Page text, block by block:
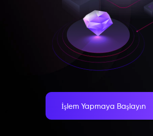
İşlem Yapmaya Başlayın